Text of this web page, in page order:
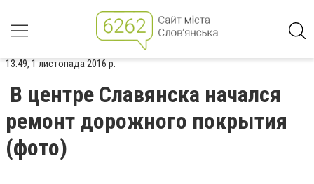
13:49, 1 листопада 2016 р.
В центре Славянска начался
ремонт дорожного покрытия
(фото)